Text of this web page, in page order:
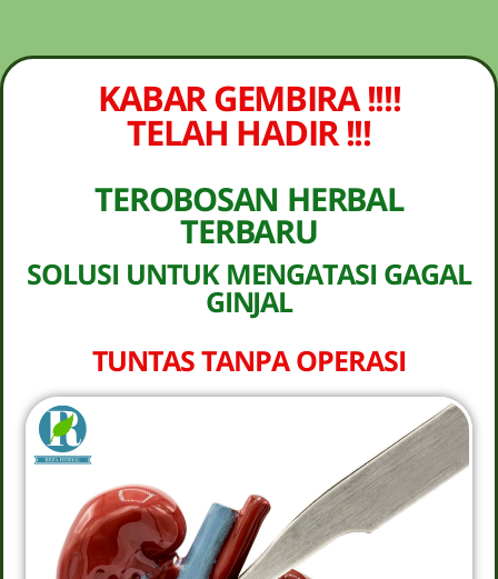
KABAR GEMBIRA !!!!
TELAH HADIR !!!
TEROBOSAN HERBAL
TERBARU
SOLUSI UNTUK MENGATASI GAGAL
GINJAL
TUNTAS TANPA OPERASI
TRANSFER SETELAH SAMPAI KE
REKENING KAMI)